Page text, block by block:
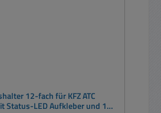
12-fach für KFZ ATC
Status-LED Aufkleber und 12